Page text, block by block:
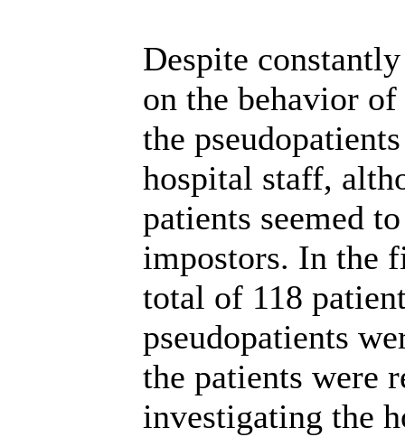
Despite
on the behavior
the
hospital staff,
patients seemed
impostors. In the
total of 118
pseudopatients
the patients were
investigating the